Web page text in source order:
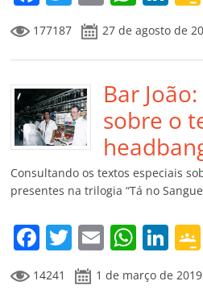
a
c
e
b
o
o
k
w
itt
er
m
ai
l
at
s
A
p
p
n
k
e
dI
n
177187 27 de agosto de
Bar
sobre o
Consultando os textos especiais
presentes na trilogia “Tá no
F
a
c
T
w
itt
E
m
ai
W
at
Li
n
k
o
o
14241 1 de março de 2019